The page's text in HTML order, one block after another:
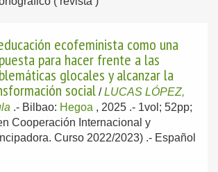
ecofeminista como una
para hacer frente a las
glocales y alcanzar la
social /LUCAS LÓPEZ,
.- Bilbao: Hegoa , 2025 .- 1vol; 52pp;
Cooperación Internacional y
Curso 2022/2023) .- Español